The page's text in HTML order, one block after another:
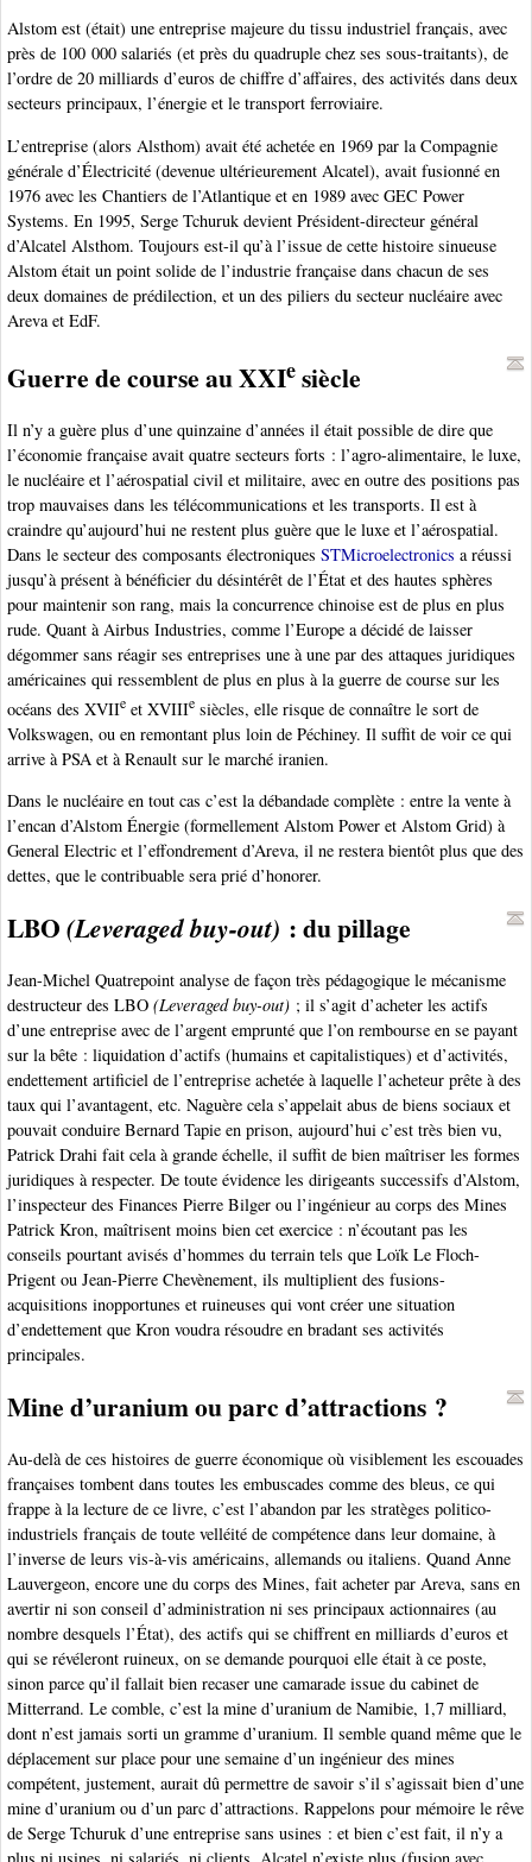
Alstom est (était) une entreprise majeure du tissu industriel français, avec
près de 100 000 salariés (et près du quadruple chez ses sous-traitants), de
l’ordre de 20 milliards d’euros de chiffre d’affaires, des activités dans deux
secteurs principaux, l’énergie et le transport ferroviaire.
L’entreprise (alors Alsthom) avait été achetée en 1969 par la Compagnie
générale d’Électricité (devenue ultérieurement Alcatel), avait fusionné en
1976 avec les Chantiers de l’Atlantique et en 1989 avec GEC Power
Systems. En 1995, Serge Tchuruk devient Président-directeur général
d’Alcatel Alsthom. Toujours est-il qu’à l’issue de cette histoire sinueuse
Alstom était un point solide de l’industrie française dans chacun de ses
deux domaines de prédilection, et un des piliers du secteur nucléaire avec
Areva et EdF.
Guerre de course au XXIesiècle
Il n’y a guère plus d’une quinzaine d’années il était possible de dire que
l’économie française avait quatre secteurs forts : l’agro-alimentaire, le luxe,
le nucléaire et l’aérospatial civil et militaire, avec en outre des positions pas
trop mauvaises dans les télécommunications et les transports. Il est à
craindre qu’aujourd’hui ne restent plus guère que le luxe et l’aérospatial.
Dans le secteur des composants électroniques STMicroelectronics a réussi
jusqu’à présent à bénéficier du désintérêt de l’État et des hautes sphères
pour maintenir son rang, mais la concurrence chinoise est de plus en plus
rude. Quant à Airbus Industries, comme l’Europe a décidé de laisser
dégommer sans réagir ses entreprises une à une par des attaques juridiques
américaines qui ressemblent de plus en plus à la guerre de course sur les
océans des XVIIe et XVIIIe siècles, elle risque de connaître le sort de
Volkswagen, ou en remontant plus loin de Péchiney. Il suffit de voir ce qui
arrive à PSA et à Renault sur le marché iranien.
Dans le nucléaire en tout cas c’est la débandade complète : entre la vente à
l’encan d’Alstom Énergie (formellement Alstom Power et Alstom Grid) à
General Electric et l’effondrement d’Areva, il ne restera bientôt plus que des
dettes, que le contribuable sera prié d’honorer.
LBO (Leveraged buy-out) : du pillage
Jean-Michel Quatrepoint analyse de façon très pédagogique le mécanisme
destructeur des LBO (Leveraged buy-out) ; il s’agit d’acheter les actifs
d’une entreprise avec de l’argent emprunté que l’on rembourse en se payant
sur la bête : liquidation d’actifs (humains et capitalistiques) et d’activités,
endettement artificiel de l’entreprise achetée à laquelle l’acheteur prête à des
taux qui l’avantagent, etc. Naguère cela s’appelait abus de biens sociaux et
pouvait conduire Bernard Tapie en prison, aujourd’hui c’est très bien vu,
Patrick Drahi fait cela à grande échelle, il suffit de bien maîtriser les formes
juridiques à respecter. De toute évidence les dirigeants successifs d’Alstom,
l’inspecteur des Finances Pierre Bilger ou l’ingénieur au corps des Mines
Patrick Kron, maîtrisent moins bien cet exercice : n’écoutant pas les
conseils pourtant avisés d’hommes du terrain tels que Loïk Le Floch-
Prigent ou Jean-Pierre Chevènement, ils multiplient des fusions-
acquisitions inopportunes et ruineuses qui vont créer une situation
d’endettement que Kron voudra résoudre en bradant ses activités
principales.
Mine d’uranium ou parc d’attractions ?
Au-delà de ces histoires de guerre économique où visiblement les escouades
françaises tombent dans toutes les embuscades comme des bleus, ce qui
frappe à la lecture de ce livre, c’est l’abandon par les stratèges politico-
industriels français de toute velléité de compétence dans leur domaine, à
l’inverse de leurs vis-à-vis américains, allemands ou italiens. Quand Anne
Lauvergeon, encore une du corps des Mines, fait acheter par Areva, sans en
avertir ni son conseil d’administration ni ses principaux actionnaires (au
nombre desquels l’État), des actifs qui se chiffrent en milliards d’euros et
qui se révéleront ruineux, on se demande pourquoi elle était à ce poste,
sinon parce qu’il fallait bien recaser une camarade issue du cabinet de
Mitterrand. Le comble, c’est la mine d’uranium de Namibie, 1,7 milliard,
dont n’est jamais sorti un gramme d’uranium. Il semble quand même que le
déplacement sur place pour une semaine d’un ingénieur des mines
compétent, justement, aurait dû permettre de savoir s’il s’agissait bien d’une
mine d’uranium ou d’un parc d’attractions. Rappelons pour mémoire le rêve
de Serge Tchuruk d’une entreprise sans usines : et bien c’est fait, il n’y a